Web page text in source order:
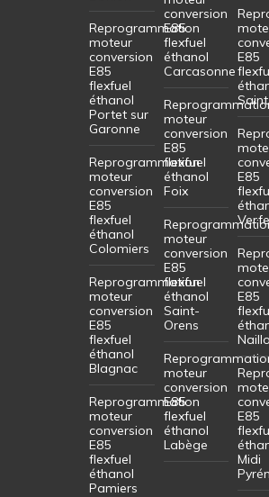
Reprogrammation
moteur
conversion
E85
flexfuel
éthanol
Portet sur
Garonne
Reprogrammation
moteur
conversion
E85
flexfuel
éthanol
Colomiers
Reprogrammation
moteur
conversion
E85
flexfuel
éthanol
Blagnac
Reprogrammation
moteur
conversion
E85
flexfuel
éthanol
Pamiers
conversion
E85
flexfuel
éthanol
Carcasonne
moteur
conversion
E85
flexfuel
éthanol
Foix
moteur
conversion
E85
flexfuel
éthanol
Saint-
Orens
moteur
conversion
E85
flexfuel
éthanol
Labège
E85
E85
E85
E85
Midi